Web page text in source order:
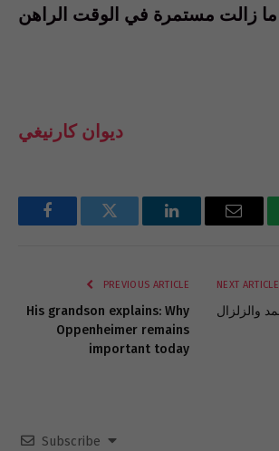
ديوان كارنيغي
FacebookTwitter LinkedInEmail
PREVIOUS ARTICLE
His grandson explains: Why
Oppenheimer remains
important today
NEXT ARTICLE
Subscribe